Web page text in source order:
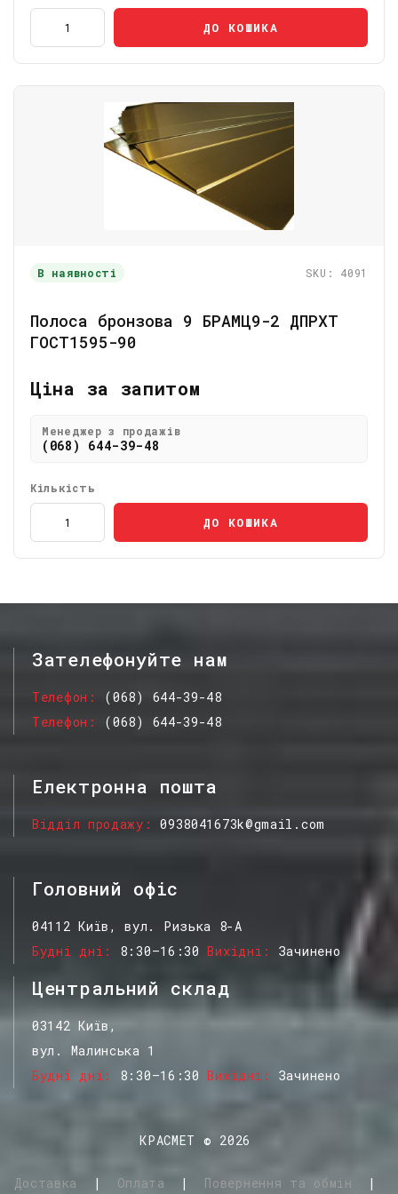
ДО КОШИКА
В наявності SKU: 4091
Полоса бронзова 9 БРАМЦ9-2 ДПРХТ
ГОСТ1595-90
Ціна за запитом
Менеджер з продажів
(068) 644-39-48
Кількість
ДО КОШИКА
Зателефонуйте нам
Телефон
(068) 644-39-48
Телефон
(068) 644-39-48
Електронна пошта
Відділ продажу 0938041673k@gmail.com
Головний офіс
04112 Київ, вул. Ризька 8-А
Будні дні
8:30–16:30 Вихідні Зачинено
Центральний склад
03142 Київ,
вул. Малинська 1
Будні дні
8:30–16:30 Вихідні Зачинено
КРАСМЕТ © 2026
Доставка | Оплата | Повернення та обмін |